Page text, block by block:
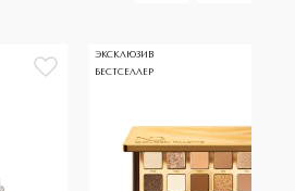
ЭКСКЛЮЗИВ
БЕСТСЕЛЛЕР